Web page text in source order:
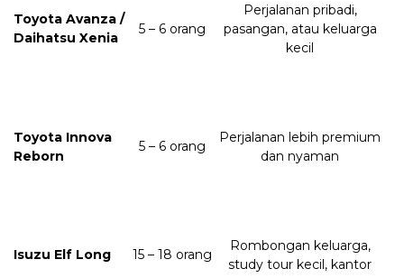
Toyota Avanza /
Daihatsu Xenia
5 – 6 orang
Perjalanan pribadi,
pasangan, atau keluarga
kecil
Toyota Innova
Reborn
5 – 6 orang
Perjalanan lebih premium
dan nyaman
Isuzu Elf Long 15 – 18 orang
Rombongan keluarga,
study tour kecil, kantor